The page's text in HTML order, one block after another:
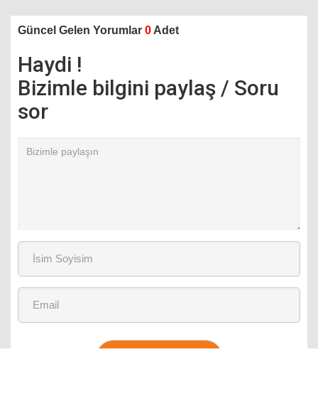
Güncel Gelen Yorumlar 0 Adet
Haydi !
Bizimle bilgini paylaş / Soru
sor